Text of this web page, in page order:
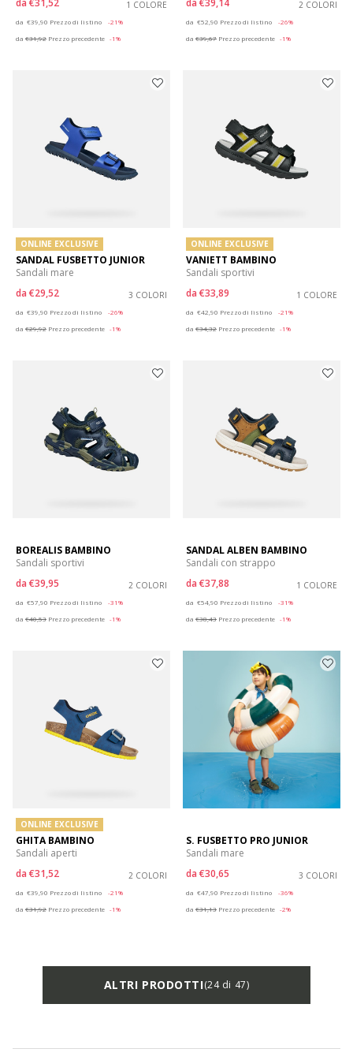
da €31,52 1 COLORE
da €39,90 Prezzo di listino
-21%
da €31,92 Prezzo precedente -1%
da €39,14 2 COLORI
da €52,90 Prezzo di listino
-26%
da €39,67 Prezzo precedente -1%
ONLINE EXCLUSIVE
SANDAL FUSBETTO JUNIOR
Sandali mare
da €29,52 3 COLORI
da €39,90 Prezzo di listino
-26%
da €29,92 Prezzo precedente -1%
ONLINE EXCLUSIVE
VANIETT BAMBINO
Sandali sportivi
da €33,89 1 COLORE
da €42,90 Prezzo di listino
-21%
da €34,32 Prezzo precedente -1%
BOREALIS BAMBINO
Sandali sportivi
da €39,95 2 COLORI
da €57,90 Prezzo di listino
-31%
da €40,53 Prezzo precedente -1%
SANDAL ALBEN BAMBINO
Sandali con strappo
da €37,88 1 COLORE
da €54,90 Prezzo di listino
-31%
da €38,43 Prezzo precedente -1%
ONLINE EXCLUSIVE
GHITA BAMBINO
Sandali aperti
da €31,52 2 COLORI
da €39,90 Prezzo di listino
-21%
da €31,92 Prezzo precedente -1%
S. FUSBETTO PRO JUNIOR
Sandali mare
da €30,65 3 COLORI
da €47,90 Prezzo di listino
-36%
da €31,13 Prezzo precedente -2%
ALTRI PRODOTTI(24 di 47)